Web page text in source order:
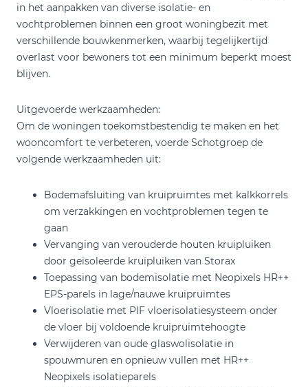
in het aanpakken van diverse isolatie- en
vochtproblemen binnen een groot woningbezit met
verschillende bouwkenmerken, waarbij tegelijkertijd
overlast voor bewoners tot een minimum beperkt moest
blijven.
Uitgevoerde werkzaamheden:
Om de woningen toekomstbestendig te maken en het
wooncomfort te verbeteren, voerde Schotgroep de
volgende werkzaamheden uit:
Bodemafsluiting van kruipruimtes met kalkkorrels
om verzakkingen en vochtproblemen tegen te
gaan
Vervanging van verouderde houten kruipluiken
door geïsoleerde kruipluiken van Storax
Toepassing van bodemisolatie met Neopixels HR++
EPS-parels in lage/nauwe kruipruimtes
Vloerisolatie met PIF vloerisolatiesysteem onder
de vloer bij voldoende kruipruimtehoogte
Verwijderen van oude glaswolisolatie in
spouwmuren en opnieuw vullen met HR++
Neopixels isolatieparels